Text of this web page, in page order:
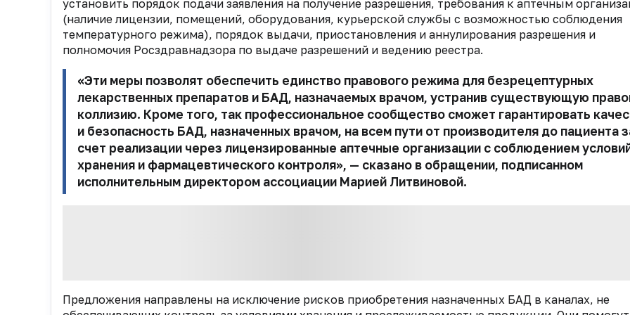
установить порядок подачи заявления на получение разрешения, требования к аптечным
(наличие лицензии, помещений, оборудования, курьерской службы с возможностью соблюдения
температурного режима), порядок выдачи, приостановления и аннулирования разрешения и
полномочия Росздравнадзора по выдаче разрешений и ведению реестра.
«Эти меры позволят обеспечить единство правового режима для безрецептурных
лекарственных препаратов и БАД, назначаемых врачом, устранив существующую
коллизию. Кроме того, так профессиональное сообщество сможет гарантировать
и безопасность БАД, назначенных врачом, на всем пути от производителя до пациента
счет реализации через лицензированные аптечные организации с соблюдением
хранения и фармацевтического контроля», — сказано в обращении, подписанном
исполнительным директором ассоциации Марией Литвиновой.
Предложения направлены на исключение рисков приобретения назначенных БАД в каналах, не